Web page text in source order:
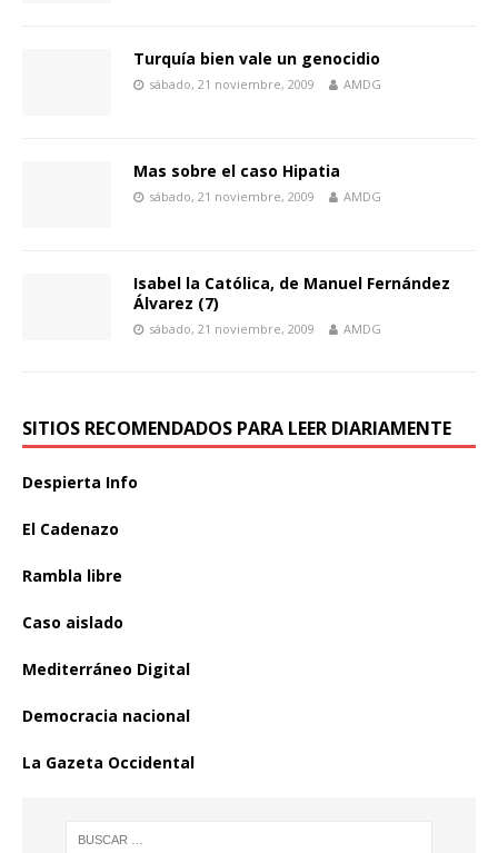
Turquía bien vale un genocidio
sábado, 21 noviembre, 2009 AMDG
Mas sobre el caso Hipatia
sábado, 21 noviembre, 2009 AMDG
Isabel la Católica, de Manuel Fernández
Álvarez (7)
sábado, 21 noviembre, 2009 AMDG
SITIOS RECOMENDADOS PARA LEER DIARIAMENTE
Despierta Info
El Cadenazo
Rambla libre
Caso aislado
Mediterráneo Digital
Democracia nacional
La Gazeta Occidental